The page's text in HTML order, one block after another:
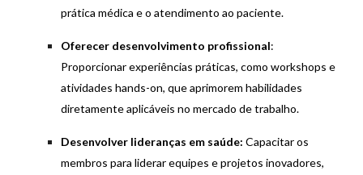
prática médica e o atendimento ao paciente.
Oferecer desenvolvimento profissional:
Proporcionar experiências práticas, como workshops e
atividades hands-on, que aprimorem habilidades
diretamente aplicáveis no mercado de trabalho.
Desenvolver lideranças em saúde: Capacitar os
membros para liderar equipes e projetos inovadores,